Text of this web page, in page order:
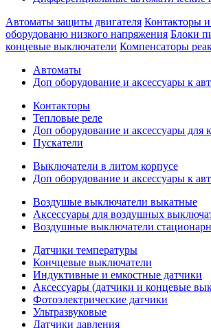
Автоматы защиты двигателя Контакторы и
оборудованю низкого напряжения Блоки
концевые выключатели Компенсаторы
Автоматы
Доп оборудование и аксессуары к
Контакторы
Тепловые реле
Доп оборудование и аксессуары для
Пускатели
Выключатели в литом корпусе
Доп оборудование и аксессуары к
Воздушые выключатели выкатные
Аксессуары для воздушных
Воздушные выключатели
Датчики температуры
Кончцевые выключатели
Индуктивные и емкостные датчики
Аксессуары (датчики и концевые
Фотоэлектрические датчики
Ультразвуковые
Датчики давления